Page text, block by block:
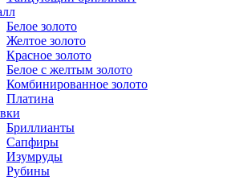
Белое золото
Желтое золото
Красное золото
Белое с желтым золото
Комбинированное золото
Платина
Бриллианты
Сапфиры
Изумруды
Рубины